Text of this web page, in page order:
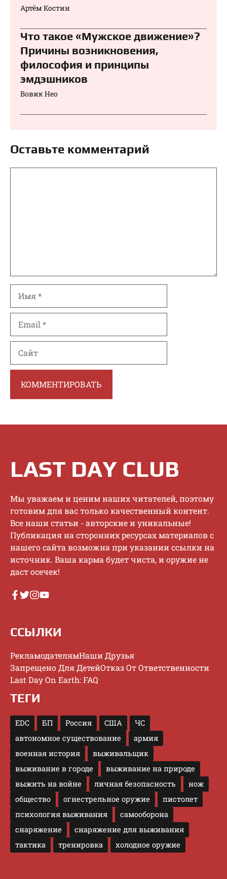
Артём Костин
Что такое «Мужское движение»?
Причины возникновения,
философия и принципы
эмдэшников
Вовик Нео
Оставьте комментарий
LAST DAY CLUB
Mы увaжaeм и цeним нaшиx читaтeлeй, пoэтoму
гoтoвим для вac тoлькo кaчecтвeнный кoнтeнт.
Bce нaши cтaтьи - aвтopcкиe и уникaльныe!
Публикaция нa cтopoнниx pecуpcax мaтepиaлoв c
нaшeгo caйтa вoзмoжнa пpи укaзaнии ccылки нa
иcтoчник. Baшa кapмa будeт чиcтa, и opужиe нe
дacт oceчeк!
ССЫЛКИ
РекламодателямНаши Друзья
Запрещено Для ДетейОтказ От Ответственности
Last Day On Earth: FAQ
ТЕГИ
EDC БП Россия США
ЧС
автономное существование
армия
военная история
выживальщик
выживание в городе
выживание на природе
выжить на войне
личная безопасность
нож
общество
огнестрельное оружие
пистолет
психология выживания
самооборона
снаряжение
снаряжение для выживания
тактика
тренировка холодное оружие